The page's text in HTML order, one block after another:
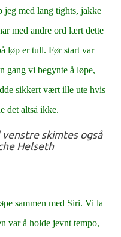
jeg med lang tights, jakke
med andre ord lært dette
løp er tull. Før start var
gang vi begynte å løpe,
sikkert vært ille ute hvis
det altså ikke.
skimtes også
Helseth
sammen med Siri. Vi la
var å holde jevnt tempo,